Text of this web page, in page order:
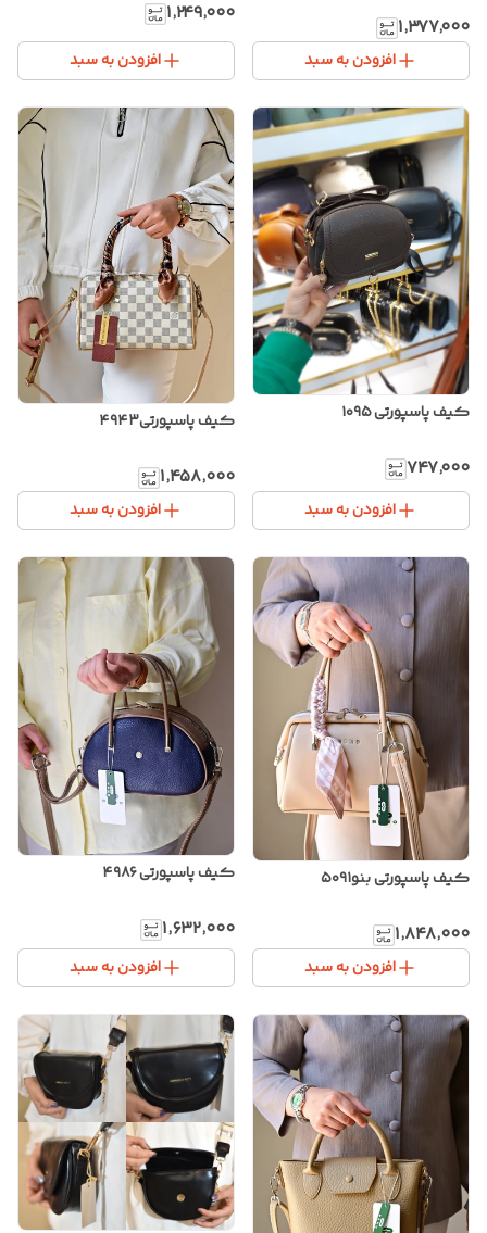
۱٬۳۷۷٬۰۰۰
افزودن به سبد
۱٬۲۴۹٬۰۰۰
افزودن به سبد
کیف پاسپورتی ۱۰۹۵
۷۴۷٬۰۰۰
افزودن به سبد
کیف پاسپورتی۴۹۴۳
۱٬۴۵۸٬۰۰۰
افزودن به سبد
کیف پاسپورتی بنو۵۰۹۱
۱٬۸۴۸٬۰۰۰
افزودن به سبد
کیف پاسپورتی ۴۹۸۶
۱٬۶۳۲٬۰۰۰
افزودن به سبد